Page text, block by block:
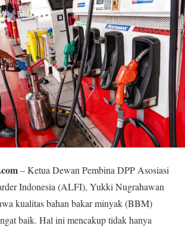
– Ketua Dewan Pembina DPP Asosiasi
Indonesia (ALFI), Yukki Nugrahawan
kualitas bahan bakar minyak (BBM)
baik. Hal ini mencakup tidak hanya